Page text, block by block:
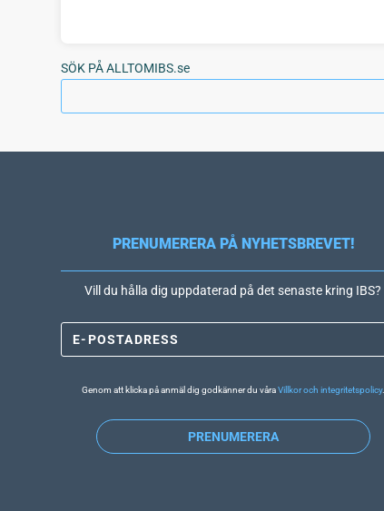
SÖK PÅ ALLTOMIBS.se
PRENUMERERA PÅ NYHETSBREVET!
Vill du hålla dig uppdaterad på det senaste kring IBS?
Genom att klicka på anmäl dig godkänner du våraVillkor och integritetspolicy.